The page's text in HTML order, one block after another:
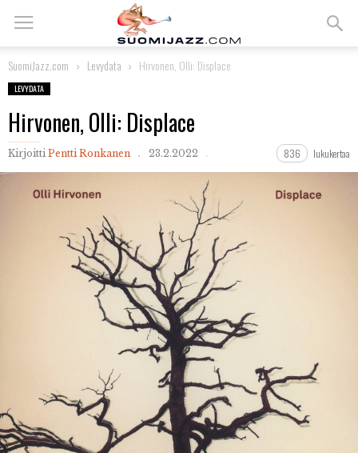
SuomiJazz.com Levydata Hirvonen, Olli: Displace
LEVYDATA
Hirvonen, Olli: Displace
Kirjoitti Pentti Ronkanen 23.2.2022 836 lukukertaa